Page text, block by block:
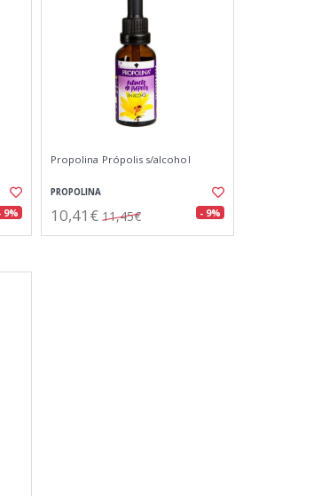
9%
Propolina Própolis s/alcohol
PROPOLINA
10,41€ 11,45€ - 9%